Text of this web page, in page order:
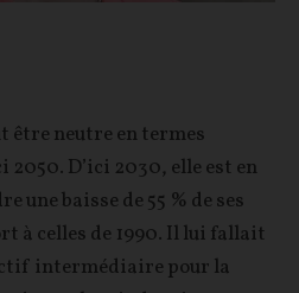
être neutre en termes
2050. D’ici 2030, elle est en
une baisse de 55 % de ses
à celles de 1990. Il lui fallait
intermédiaire pour la